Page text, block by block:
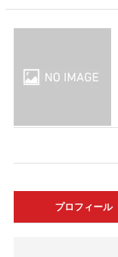
プロフィール